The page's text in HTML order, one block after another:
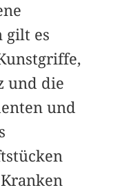
gilt es
und die
und